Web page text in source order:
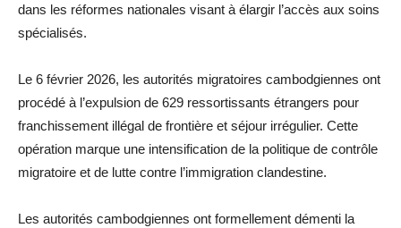
dans les réformes nationales visant à élargir l’accès aux soins
spécialisés.
Le 6 février 2026, les autorités migratoires cambodgiennes ont
procédé à l’expulsion de 629 ressortissants étrangers pour
franchissement illégal de frontière et séjour irrégulier. Cette
opération marque une intensification de la politique de contrôle
migratoire et de lutte contre l’immigration clandestine.
Les autorités cambodgiennes ont formellement démenti la